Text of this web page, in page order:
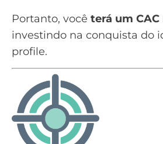
Portanto, você terá um
investindo na conquista do
profile.